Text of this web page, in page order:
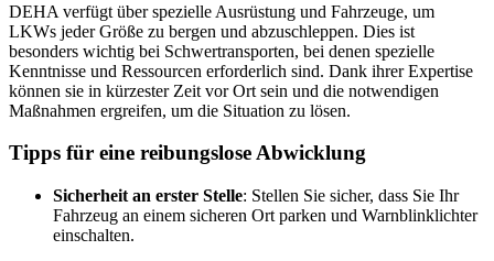
DEHA verfügt über spezielle Ausrüstung und Fahrzeuge, um
LKWs jeder Größe zu bergen und abzuschleppen. Dies ist
besonders wichtig bei Schwertransporten, bei denen spezielle
Kenntnisse und Ressourcen erforderlich sind. Dank ihrer Expertise
können sie in kürzester Zeit vor Ort sein und die notwendigen
Maßnahmen ergreifen, um die Situation zu lösen.
Tipps für eine reibungslose Abwicklung
Sicherheit an erster Stelle: Stellen Sie sicher, dass Sie Ihr
Fahrzeug an einem sicheren Ort parken und Warnblinklichter
einschalten.